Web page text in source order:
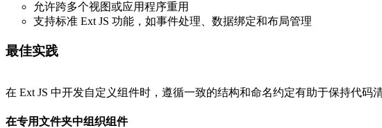
允许跨多个视图或应用程序重用
支持标准 Ext JS 功能，如事件处理、数据绑定和布局管理
最佳实践
在 Ext JS 中开发自定义组件时，遵循一致的结构和命名约定有助于保持代码
在专用文件夹中组织组件